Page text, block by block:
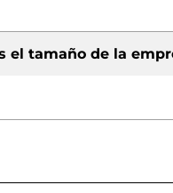
el tamaño de la